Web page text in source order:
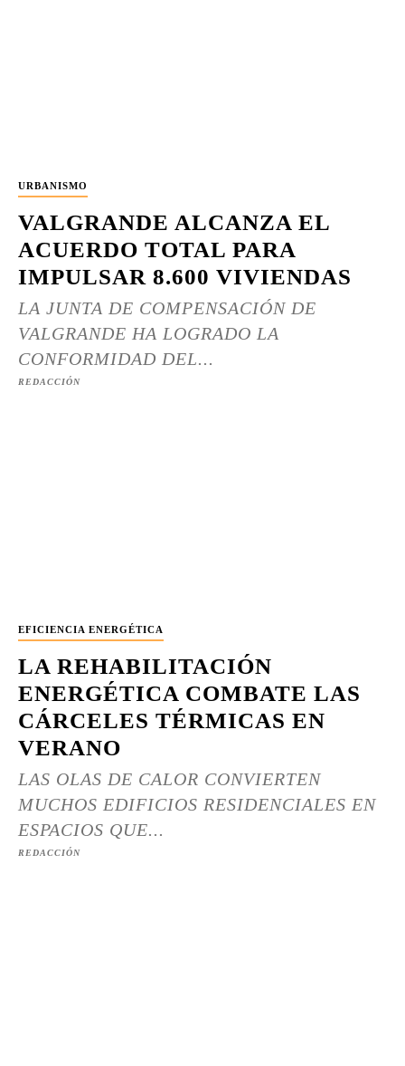
URBANISMO
VALGRANDE ALCANZA EL
ACUERDO TOTAL PARA
IMPULSAR 8.600 VIVIENDAS
LA JUNTA DE COMPENSACIÓN DE
VALGRANDE HA LOGRADO LA
CONFORMIDAD DEL...
REDACCIÓN
EFICIENCIA ENERGÉTICA
LA REHABILITACIÓN
ENERGÉTICA COMBATE LAS
CÁRCELES TÉRMICAS EN
VERANO
LAS OLAS DE CALOR CONVIERTEN
MUCHOS EDIFICIOS RESIDENCIALES EN
ESPACIOS QUE...
REDACCIÓN